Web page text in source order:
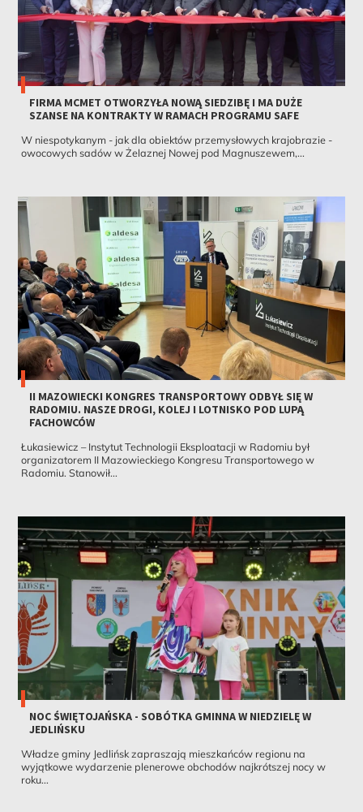
FIRMA MCMET OTWORZYŁA NOWĄ SIEDZIBĘ I MA DUŻE
SZANSE NA KONTRAKTY W RAMACH PROGRAMU SAFE
W niespotykanym - jak dla obiektów przemysłowych krajobrazie -
owocowych sadów w Żelaznej Nowej pod Magnuszewem,...
II MAZOWIECKI KONGRES TRANSPORTOWY ODBYŁ SIĘ W
RADOMIU. NASZE DROGI, KOLEJ I LOTNISKO POD LUPĄ
FACHOWCÓW
Łukasiewicz – Instytut Technologii Eksploatacji w Radomiu był
organizatorem II Mazowieckiego Kongresu Transportowego w
Radomiu. Stanowił...
NOC ŚWIĘTOJAŃSKA - SOBÓTKA GMINNA W NIEDZIELĘ W
JEDLIŃSKU
Władze gminy Jedlińsk zapraszają mieszkańców regionu na
wyjątkowe wydarzenie plenerowe obchodów najkrótszej nocy w
roku...